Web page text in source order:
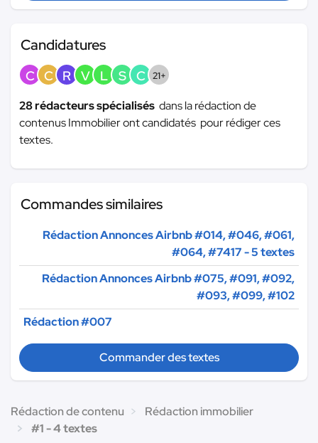
Candidatures
C C R V L S C 21+
28 rédacteurs spécialisés dans la rédaction de
contenus Immobilier ont candidatés pour rédiger ces
textes.
Commandes similaires
Rédaction Annonces Airbnb #014, #046, #061,
#064, #7417 - 5 textes
Rédaction Annonces Airbnb #075, #091, #092,
#093, #099, #102
Rédaction #007
Commander des textes
Rédaction de contenu
Rédaction immobilier
#1 - 4 textes